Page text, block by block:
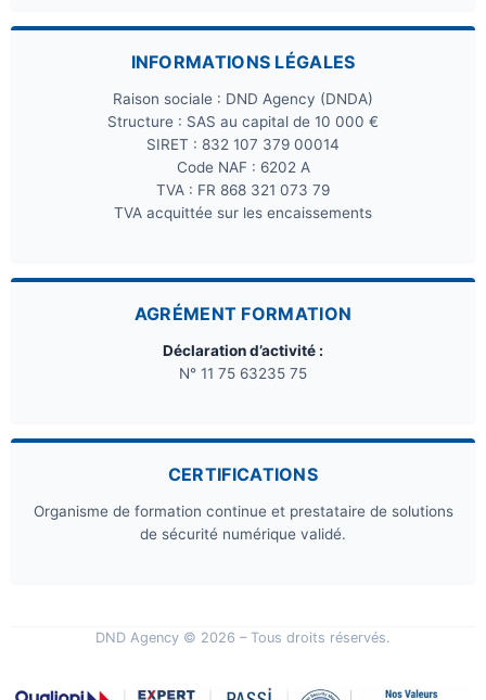
INFORMATIONS LÉGALES
Raison sociale : DND Agency (DNDA)
Structure : SAS au capital de 10 000 €
SIRET : 832 107 379 00014
Code NAF : 6202 A
TVA : FR 868 321 073 79
TVA acquittée sur les encaissements
AGRÉMENT FORMATION
Déclaration d’activité :
N° 11 75 63235 75
CERTIFICATIONS
Organisme de formation continue et prestataire de solutions
de sécurité numérique validé.
DND Agency © 2026 – Tous droits réservés.